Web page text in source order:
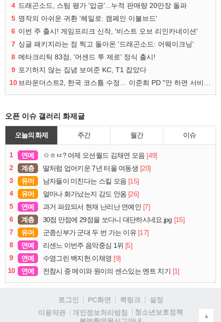
4 드래곤소드, 스팀 평가 '압긍'...누적 판매량 20만장 돌파
5 명작의 아쉬운 귀환 '헤일로: 캠페인 이볼브드'
6 이번 주 출시! 게임프리크 신작, '비스트 오브 리인카네이션'
7 싱글 패키지라는 점 찍고 돌아온 '드래곤소드: 어웨이크닝'
8 메타크리틱 83점, '어센드 투 제로' 정식 출시!
9 포기하지 않는 집념 보여준 KC, T1 잡았다
10
오픈 이슈 갤러리 화제글
오늘의 화제 주간 월간 이슈
1 연예 ㅇㅎㅂ? 어제 오션월드 김채연 모음 [49]
2
계층 딸처럼 업어키운 7년 터울 여동생 [20]
3
유머 남자들이 미친다는 스킬 모음 [15]
4
유머 얼마나 화가났는지 감도 안옴 [26]
5
연예 과거 파묘되서 현재 난리난 연예인 [7]
6
계층 30점 만점에 29점을 쏘다니 대단하시네요.jpg [15]
7
유머 군종신부가 군대 두 번 가는 이유 [17]
8
연예 리센느 이번주 음악중심 1위 [5]
9
연예 수염그린 백지헌.이채영 [9]
10
연예 전참시 중 메이와 원이의 센스있는 멘트 치기 [1]
로그인 PC화면 퀵링크
설정
이용약관
개인정보처리방침
청소년보호정책
▲